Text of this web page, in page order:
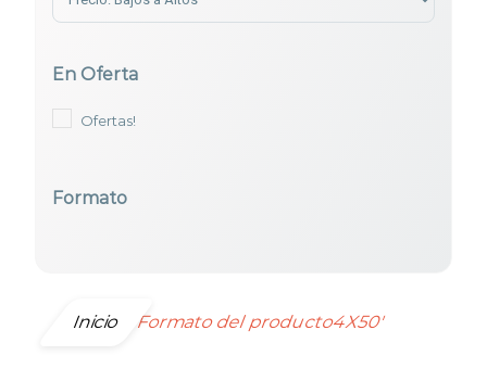
En Oferta
Ofertas!
Formato
Inicio Formato del producto4X50'